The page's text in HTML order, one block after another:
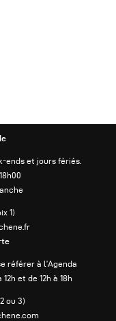
ends et jours fériés.
1)
référer à l’Agenda
et de 12h à 18h
ou 3)